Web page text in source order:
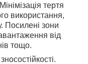
тертя
використання,
Посилені зони
від
тощо.